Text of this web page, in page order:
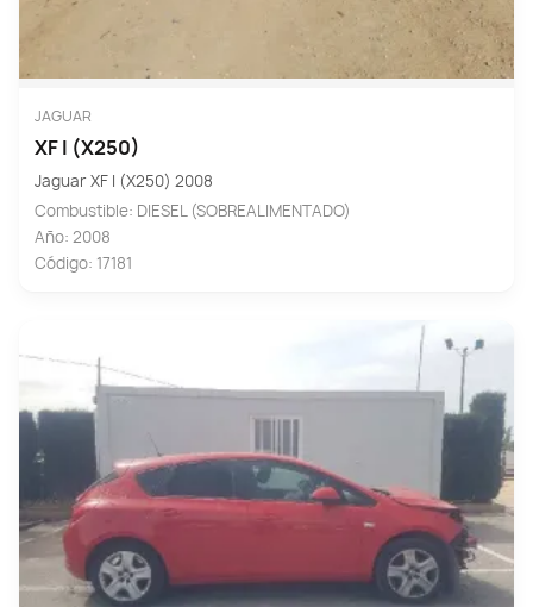
JAGUAR
XF I (X250)
Jaguar XF I (X250) 2008
Combustible: DIESEL (SOBREALIMENTADO)
Año: 2008
Código: 17181